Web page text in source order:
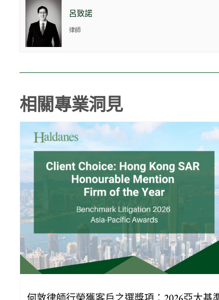
呂致諾
律師
相關專業洞見